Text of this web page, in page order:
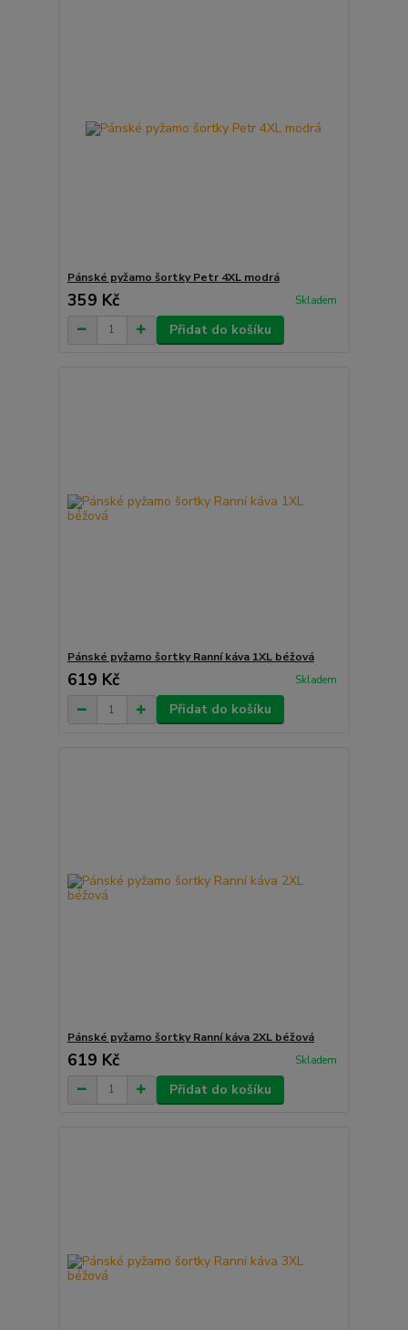
Pánské pyžamo šortky Petr 4XL modrá
359 Kč Skladem
Přidat do košíku
Pánské pyžamo šortky Ranní káva 1XL béžová
619 Kč Skladem
Přidat do košíku
Pánské pyžamo šortky Ranní káva 2XL béžová
619 Kč Skladem
Přidat do košíku